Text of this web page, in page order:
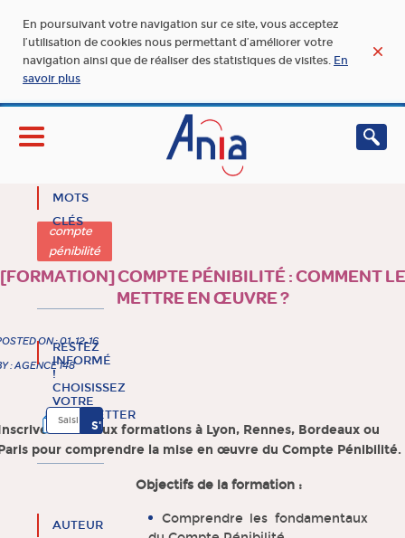
En poursuivant votre navigation sur ce site, vous acceptez
l’utilisation de cookies nous permettant d’améliorer votre
navigation ainsi que de réaliser des statistiques de visites. En
savoir plus
[FORMATION] COMPTE PÉNIBILITÉ : COMMENT LE
METTRE EN ŒUVRE ?
ON : 01-12-16
: AGENCE 148
vous aux formations à Lyon, Rennes, Bordeaux ou
pour comprendre la mise en œuvre du Compte Pénibilité.
MOTS
CLÉS
compte
pénibilité
RESTEZ
INFORMÉ
!
CHOISISSEZ
VOTRE
NEWSLETTER
AUTEUR
Objectifs de la formation :
Comprendre les fondamentaux